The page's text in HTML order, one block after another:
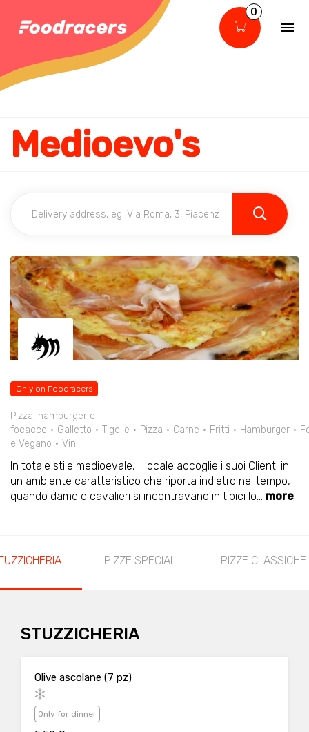
0
Medioevo's
Only on Foodracers
Pizza, hamburger e
focacce
Galletto Tigelle Pizza Carne Fritti Hamburger
e Vegano
Vini
In totale stile medioevale, il locale accoglie i suoi Clienti in
un ambiente caratteristico che riporta indietro nel tempo,
quando dame e cavalieri si incontravano in tipici lo... more
PIZZE SPECIALI PIZZE CLASSICHE
STUZZICHERIA
Olive ascolane (7 pz)
Only for dinner